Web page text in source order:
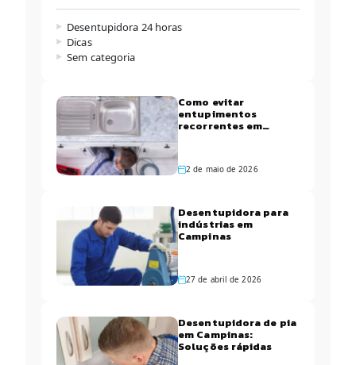
Desentupidora 24 horas
Dicas
Sem categoria
Como evitar
entupimentos
recorrentes em
2 de maio de 2026
Desentupidora para
indústrias em
Campinas
27 de abril de 2026
Desentupidora de pia
em Campinas:
Soluções rápidas